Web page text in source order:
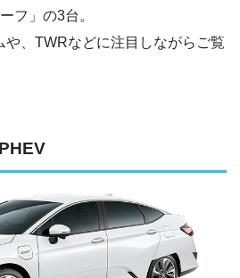
フ」の3台。
や、TWRなどに注目しながらご覧